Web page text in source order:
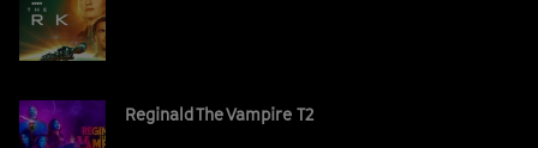
Reginald The Vampire T2